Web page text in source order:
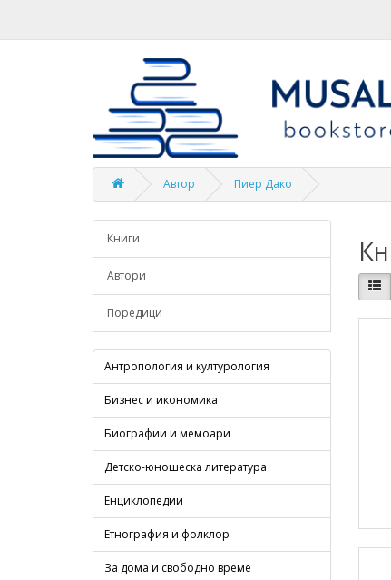
Автор Пиер Дако
Книги
Автори
Поредици
Антропология и културология
Бизнес и икономика
Биографии и мемоари
Детско-юношеска литература
Енциклопедии
Етнография и фолклор
За дома и свободно време